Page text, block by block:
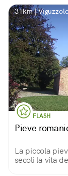
31km |
FLASH
Pieve
La piccola
secoli la vita